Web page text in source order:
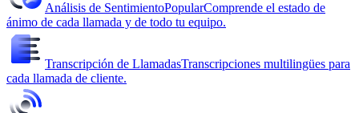
Análisis de SentimientoPopularComprende el estado de
ánimo de cada llamada y de todo tu equipo.
Transcripción de LlamadasTranscripciones multilingües para
cada llamada de cliente.